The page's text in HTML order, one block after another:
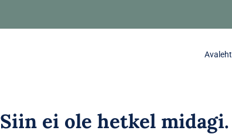
Avaleht
Siin ei ole hetkel midagi.